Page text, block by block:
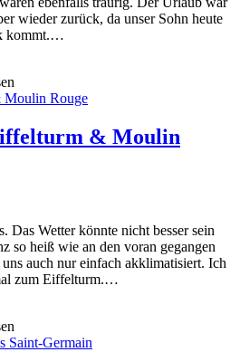
wieder zurück, da unser Sohn heute
kommt.…
Moulin Rouge
& Moulin
Das Wetter könnte nicht besser sein
so heiß wie an den voran gegangen
auch nur einfach akklimatisiert. Ich
zum Eiffelturm.…
Saint-Germain